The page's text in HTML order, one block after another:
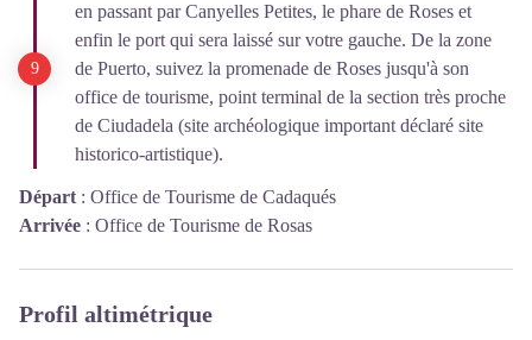
en passant par Canyelles Petites, le phare de Roses et
enfin le port qui sera laissé sur votre gauche. De la zone
de Puerto, suivez la promenade de Roses jusqu'à son
office de tourisme, point terminal de la section très proche
de Ciudadela (site archéologique important déclaré site
historico-artistique).
Départ : Office de Tourisme de Cadaqués
Arrivée : Office de Tourisme de Rosas
Profil altimétrique